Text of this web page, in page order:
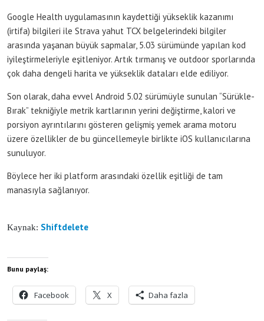
Google Health uygulamasının kaydettiği yükseklik kazanımı
(irtifa) bilgileri ile Strava yahut TCX belgelerindeki bilgiler
arasında yaşanan büyük sapmalar, 5.03 sürümünde yapılan kod
iyileştirmeleriyle eşitleniyor. Artık tırmanış ve outdoor sporlarında
çok daha dengeli harita ve yükseklik dataları elde ediliyor.
Son olarak, daha evvel Android 5.02 sürümüyle sunulan “Sürükle-
Bırak” tekniğiyle metrik kartlarının yerini değiştirme, kalori ve
porsiyon ayrıntılarını gösteren gelişmiş yemek arama motoru
üzere özellikler de bu güncellemeyle birlikte iOS kullanıcılarına
sunuluyor.
Böylece her iki platform arasındaki özellik eşitliği de tam
manasıyla sağlanıyor.
Kaynak: Shiftdelete
Bunu paylaş:
Facebook X Daha fazla